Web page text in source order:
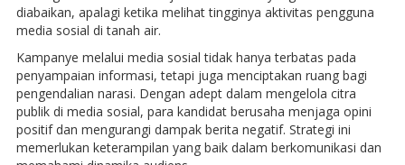
diabaikan, apalagi ketika melihat tingginya aktivitas pengguna
media sosial di tanah air.
Kampanye melalui media sosial tidak hanya terbatas pada
penyampaian informasi, tetapi juga menciptakan ruang bagi
pengendalian narasi. Dengan adept dalam mengelola citra
publik di media sosial, para kandidat berusaha menjaga opini
positif dan mengurangi dampak berita negatif. Strategi ini
memerlukan keterampilan yang baik dalam berkomunikasi dan